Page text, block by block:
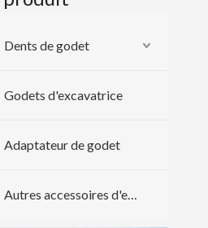
Dents de godet
Godets d'excavatrice
Adaptateur de godet
Autres accessoires d'excavatrice